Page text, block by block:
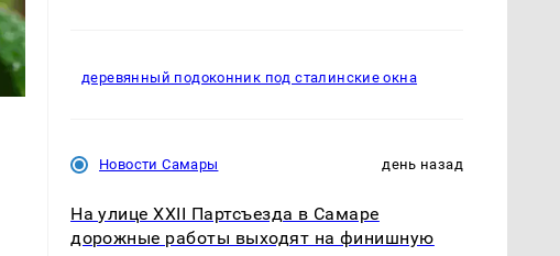
деревянный подоконник под сталинские окна
Новости Самары день назад
На улице XXII Партсъезда в Самаре
дорожные работы выходят на финишную